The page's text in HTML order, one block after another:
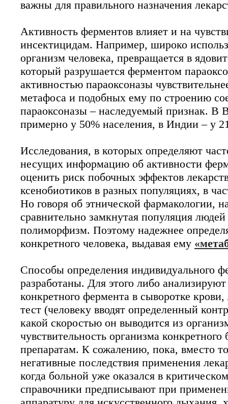
важны для правильного назначения
Активность ферментов влияет и на
инсектицидам. Например, широко
организм человека, превращается в
который разрушается ферментом
активностью параоксоназы
метафоса и подобных ему по строению
параоксоназы – наследуемый признак. В
примерно у 50% населения, в Индии – у
Исследования, в которых определяют
несущих информацию об активности
оценить риск побочных эффектов
ксенобиотиков в разных популяциях, в
Но говоря об этнической фармакологии,
сравнительно замкнутая популяция
полиморфизм. Поэтому надежнее
конкретного человека, выдавая ему
Способы определения индивидуального
разработаны. Для этого либо
конкретного фермента в сыворотке
тест (человеку вводят определенный
какой скоростью он выводится из
чувствительность организма
препаратам. К сожалению, пока, вместо
негативные последствия применения
когда больной уже оказался в
справочники предписывают при